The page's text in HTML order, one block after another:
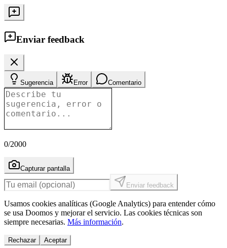
Enviar feedback
Sugerencia Error Comentario
0/2000
Capturar pantalla
Enviar feedback
Usamos cookies analíticas (Google Analytics) para entender cómo
se usa Doomos y mejorar el servicio. Las cookies técnicas son
siempre necesarias. Más información.
Rechazar Aceptar